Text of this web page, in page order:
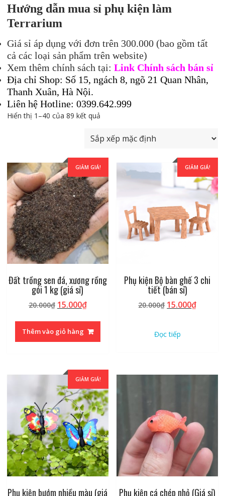
Hướng dẫn mua sỉ phụ kiện làm
Terrarium
Giá sỉ áp dụng với đơn trên 300.000 (bao gồm tất
cả các loại sản phẩm trên website)
Xem thêm chính sách tại: Link Chính sách bán sỉ
Địa chỉ Shop: Số 15, ngách 8, ngõ 21 Quan Nhân,
Thanh Xuân, Hà Nội.
Liên hệ Hotline: 0399.642.999
Hiển thị 1–40 của 89 kết quả
GIẢM GIÁ!
Đất trồng sen đá, xương rồng
gói 1 kg (giá sỉ)
20.000₫ Giá
là:
20.000₫.
15.000₫Giá
tại
là:
Thêm vào giỏ hàng
GIẢM GIÁ!
Phụ kiện Bộ bàn ghế 3 chi
tiết (bán sỉ)
20.000₫ Giá
20.000₫.
15.000₫Giá
Đọc tiếp
GIẢM GIÁ!
Phụ kiện bướm nhiều màu (giá Phụ kiện cá chép nhỏ (Giá sỉ)